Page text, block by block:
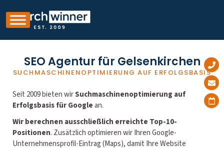
SEO Agentur für Gelsenkirchen
SUCHMASCHINENOPTIMIERUNG AUF ERFOLGSBASIS
Seit 2009 bieten wirSuchmaschinenoptimierung auf
Erfolgsbasis für Googlean.
Wir berechnen ausschließlich erreichte Top-10-
Positionen. Zusätzlich optimieren wir Ihren Google-
Unternehmensprofil-Eintrag (Maps), damit Ihre Website